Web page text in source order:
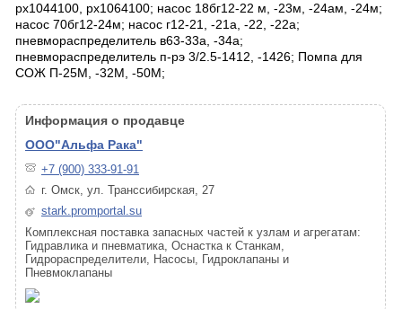
рх1044100, рх1064100; насос 18бг12-22 м, -23м, -24ам, -24м;
насос 70бг12-24м; насос г12-21, -21а, -22, -22а;
пневмораспределитель в63-33а, -34а;
пневмораспределитель п-рэ 3/2.5-1412, -1426; Помпа для
СОЖ П-25М, -32М, -50М;
Информация о продавце
ООО"Альфа Рака"
+7 (900) 333-91-91
г. Омск, ул. Транссибирская, 27
stark.promportal.su
Комплексная поставка запасных частей к узлам и агрегатам:
Гидравлика и пневматика, Оснастка к Станкам,
Гидрораспределители, Насосы, Гидроклапаны и
Пневмоклапаны